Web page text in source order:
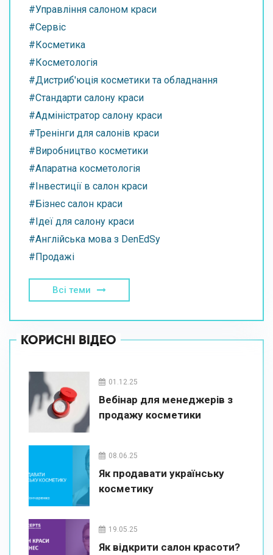
#Управління салоном краси
#Сервіс
#Косметика
#Косметологія
#Дистриб'юція косметики та обладнання
#Стандарти салону краси
#Адміністратор салону краси
#Тренінги для салонів краси
#Виробництво косметики
#Апаратна косметологія
#Інвестиції в салон краси
#Бізнес салон краси
#Ідеї для салону краси
#Англійська мова з DenEdSy
#Продажі
Всі теми
КОРИСНІ ВІДЕО
01.12.25
Вебінар для менеджерів з
продажу косметики
08.06.25
Як продавати українську
косметику
19.05.25
Як відкрити салон красоти?